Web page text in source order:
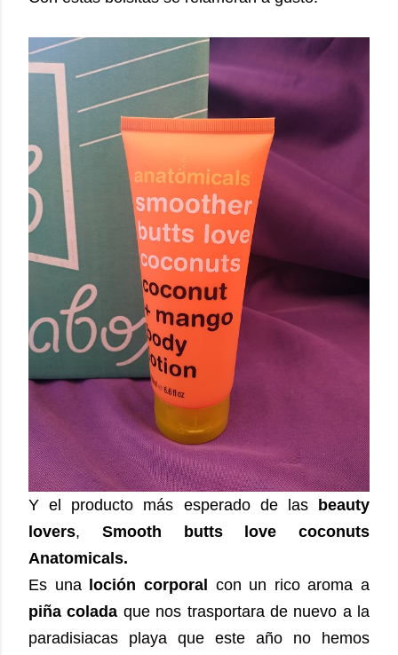
Y el producto más esperado de las
beauty
lovers, Smooth butts love coconuts
Anatomicals.
Es una
loción corporal
con un rico aroma a
piña colada que nos trasportara de nuevo a la
paradisiacas playa que este año no hemos